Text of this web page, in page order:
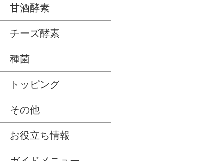
甘酒酵素
チーズ酵素
種菌
トッピング
その他
お役立ち情報